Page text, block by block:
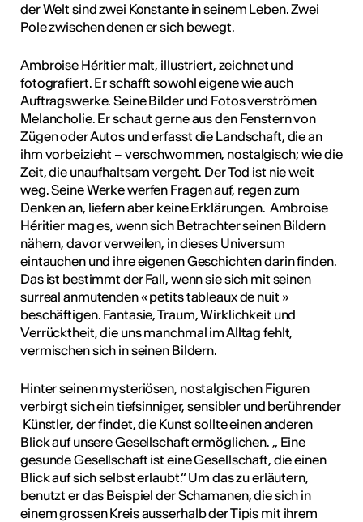
...
der Welt sind zwei Konstante in seinem Leben. Zwei
Pole zwischen denen er sich bewegt.
Ambroise Héritier malt, illustriert, zeichnet und
fotografiert. Er schafft sowohl eigene wie auch
Auftragswerke. Seine Bilder und Fotos verströmen
Melancholie. Er schaut gerne aus den Fenstern von
Zügen oder Autos und erfasst die Landschaft, die an
ihm vorbeizieht – verschwommen, nostalgisch; wie die
Zeit, die unaufhaltsam vergeht. Der Tod ist nie weit
weg. Seine Werke werfen Fragen auf, regen zum
Denken an, liefern aber keine Erklärungen. Ambroise
Héritier mag es, wenn sich Betrachter seinen Bildern
nähern, davor verweilen, in dieses Universum
eintauchen und ihre eigenen Geschichten darin finden.
Das ist bestimmt der Fall, wenn sie sich mit seinen
surreal anmutenden « petits tableaux de nuit »
beschäftigen. Fantasie, Traum, Wirklichkeit und
Verrücktheit, die uns manchmal im Alltag fehlt,
vermischen sich in seinen Bildern.
Hinter seinen mysteriösen, nostalgischen Figuren
verbirgt sich ein tiefsinniger, sensibler und berührender
Künstler, der findet, die Kunst sollte einen anderen
Blick auf unsere Gesellschaft ermöglichen. „ Eine
gesunde Gesellschaft ist eine Gesellschaft, die einen
Blick auf sich selbst erlaubt.“ Um das zu erläutern,
benutzt er das Beispiel der Schamanen, die sich in
einem grossen Kreis ausserhalb der Tipis mit ihrem